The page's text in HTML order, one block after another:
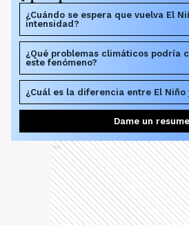
¿Cuándo se espera que vuelva El
intensidad?
¿Qué problemas climáticos podría
este fenómeno?
¿Cuál es la diferencia entre El Niño
Dame un
Ads